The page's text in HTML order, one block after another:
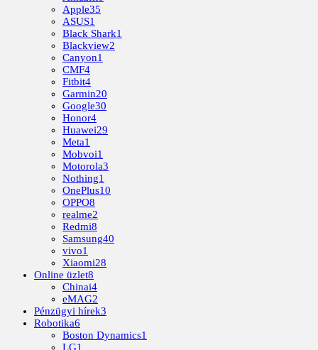
Apple35
ASUS1
Black Shark1
Blackview2
Canyon1
CMF4
Fitbit4
Garmin20
Google30
Honor4
Huawei29
Meta1
Mobvoi1
Motorola3
Nothing1
OnePlus10
OPPO8
realme2
Redmi8
Samsung40
vivo1
Xiaomi28
Online üzlet8
Chinai4
eMAG2
Pénzügyi hírek3
Robotika6
Boston Dynamics1
LG1